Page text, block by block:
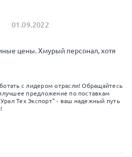
01.09.2022
цены. Хмурый персонал, хотя
с лидером отрасли! Обращайтесь
предложение по поставкам
Тех Экспорт" - ваш надежный путь